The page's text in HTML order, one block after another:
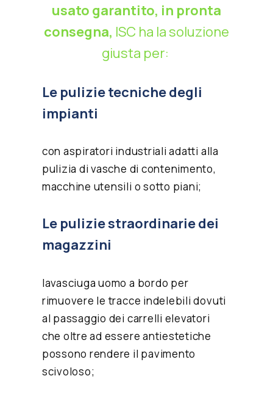
usato garantito, in pronta
consegna, ISC ha la soluzione
giusta per:
Le pulizie tecniche degli
impianti
con aspiratori industriali adatti alla
pulizia di vasche di contenimento,
macchine utensili o sotto piani;
Le pulizie straordinarie dei
magazzini
lavasciuga uomo a bordo per
rimuovere le tracce indelebili dovuti
al passaggio dei carrelli elevatori
che oltre ad essere antiestetiche
possono rendere il pavimento
scivoloso;